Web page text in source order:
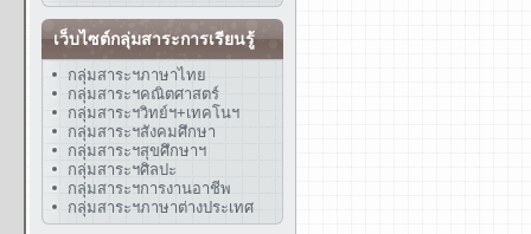
เว็บไซต์กลุ่มสาระการเรียนรู้
กลุ่มสาระฯภาษาไทย
กลุ่มสาระฯคณิตศาสตร์
กลุ่มสาระฯวิทย์ฯ+เทคโนฯ
กลุ่มสาระฯสังคมศึกษา
กลุ่มสาระฯสุขศึกษาฯ
กลุ่มสาระฯศิลปะ
กลุ่มสาระฯการงานอาชีพ
กลุ่มสาระฯภาษาต่างประเทศ